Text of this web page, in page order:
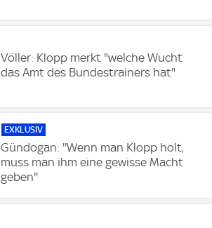
Völler: Klopp merkt "welche Wucht
das Amt des Bundestrainers hat"
EXKLUSIV
Gündogan: ''Wenn man Klopp holt,
muss man ihm eine gewisse Macht
geben''